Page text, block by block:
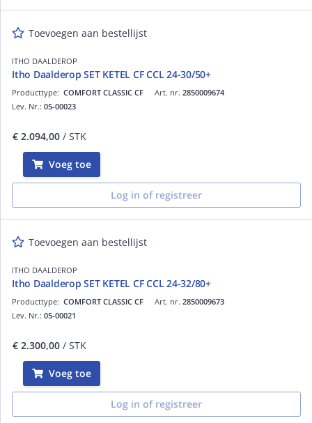
Toevoegen aan bestellijst
ITHO DAALDEROP
Itho Daalderop SET KETEL CF CCL 24-30/50+
Art. nr. 2850009674
Producttype: COMFORT CLASSIC CF
Lev. Nr.: 05-00023
€ 2.094,00 / STK
Voeg toe
Log in of registreer
Toevoegen aan bestellijst
ITHO DAALDEROP
Itho Daalderop SET KETEL CF CCL 24-32/80+
Art. nr. 2850009673
Producttype: COMFORT CLASSIC CF
Lev. Nr.: 05-00021
€ 2.300,00 / STK
Voeg toe
Log in of registreer